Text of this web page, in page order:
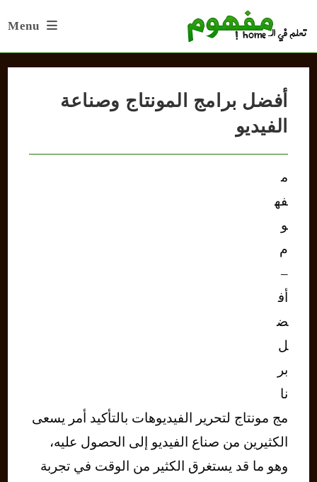
Menu
أفضل برامج المونتاج وصناعة
الفيديو
م
فه
و
م
–
أف
ض
ل
بر
نا
مج مونتاج لتحرير الفيديوهات بالتأكيد أمر يسعى
الكثيرين من صناع الفيديو إلى الحصول عليه،
وهو ما قد يستغرق الكثير من الوقت في تجربة